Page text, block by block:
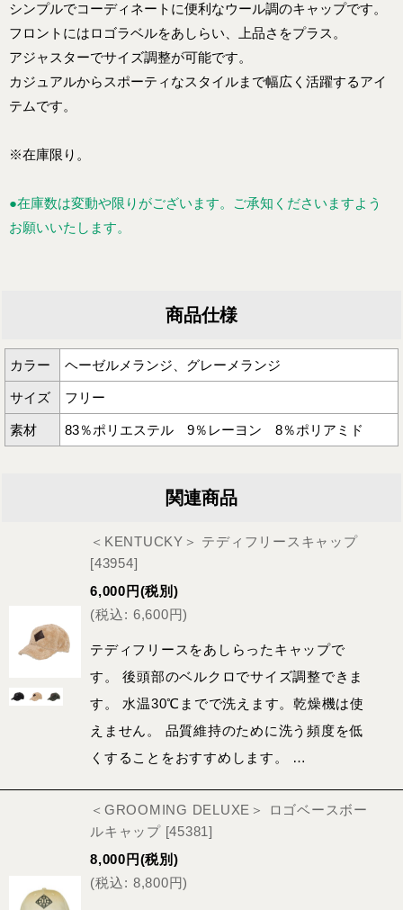
シンプルでコーディネートに便利なウール調のキャップです。
フロントにはロゴラベルをあしらい、上品さをプラス。
アジャスターでサイズ調整が可能です。
カジュアルからスポーティなスタイルまで幅広く活躍するアイ
テムです。
※在庫限り。
●在庫数は変動や限りがございます。ご承知くださいますよう
お願いいたします。
商品仕様
カラー ヘーゼルメランジ、グレーメランジ
サイズ フリー
素材 83％ポリエステル 9％レーヨン 8％ポリアミド
関連商品
＜KENTUCKY＞ テディフリースキャップ
[43954]
6,000 円(税別)
(税込: 6,600円)
テディフリースをあしらったキャップで
す。 後頭部のベルクロでサイズ調整できま
す。 水温30℃までで洗えます。乾燥機は使
えません。 品質維持のために洗う頻度を低
くすることをおすすめします。 …
＜GROOMING DELUXE＞ ロゴベースボー
ルキャップ [45381]
8,000 円(税別)
(税込: 8,800円)